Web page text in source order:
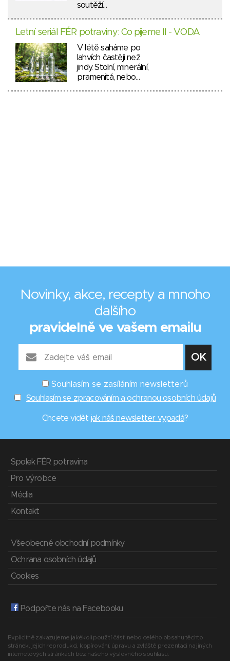
soutěží…
Letní seriál FÉR potraviny: Co pijeme II - VODA
V létě saháme po
lahvích častěji než
jindy. Stolní, minerální,
pramenitá, nebo…
Novinky, akce, recepty a mnoho
dalšího
pravidelně ve vašem emailu
Souhlasím se zasíláním newsletterů
Souhlasím se zpracováním a ochranou osobních údajů
Chcete vidět jak náš newsletter vypadá?
Spolek FÉR potravina
Pro výrobce
Média
Kontakt
Všeobecné obchodní podmínky
Ochrana osobních údajů
Cookies
Podpořte nás na Facebooku
Explicitně zakazujeme jakékoli použití části nebo celého obsahu těchto
stránek, jejich reprodukci, kopírování, úpravu a zvláště prezentaci na jiných
internetových stránkách bez našeho výslovného souhlasu.